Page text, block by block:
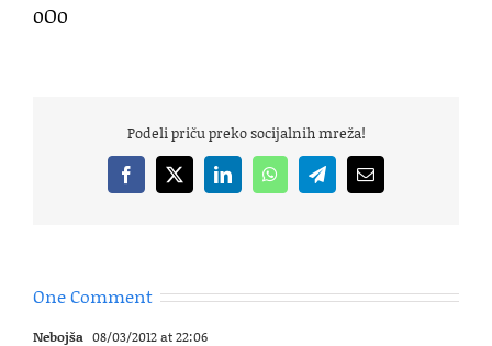
oOo
Podeli priču preko socijalnih mreža!
Facebook
X LinkedInWhatsAppTelegramEmail
One Comment
Nebojša 08/03/2012 at 22:06